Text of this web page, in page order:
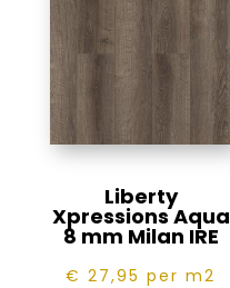
Liberty
Xpressions Aqua
8 mm Milan IRE
€ 27,95 per m2